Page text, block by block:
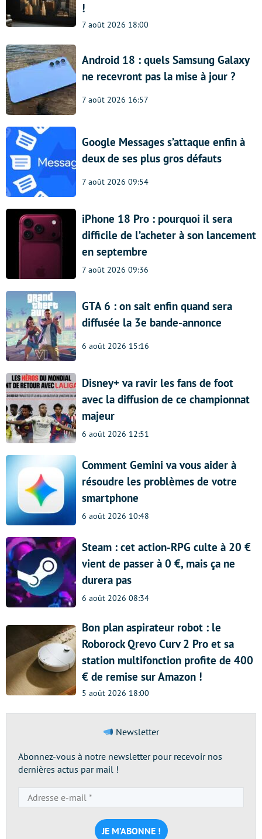
!
7 août 2026 18:00
Android 18 : quels Samsung Galaxy
ne recevront pas la mise à jour ?
7 août 2026 16:57
Google Messages s’attaque enfin à
deux de ses plus gros défauts
7 août 2026 09:54
iPhone 18 Pro : pourquoi il sera
difficile de l’acheter à son lancement
en septembre
7 août 2026 09:36
GTA 6 : on sait enfin quand sera
diffusée la 3e bande-annonce
6 août 2026 15:16
Disney+ va ravir les fans de foot
avec la diffusion de ce championnat
majeur
6 août 2026 12:51
Comment Gemini va vous aider à
résoudre les problèmes de votre
smartphone
6 août 2026 10:48
Steam : cet action-RPG culte à 20 €
vient de passer à 0 €, mais ça ne
durera pas
6 août 2026 08:34
Bon plan aspirateur robot : le
Roborock Qrevo Curv 2 Pro et sa
station multifonction profite de 400
€ de remise sur Amazon !
5 août 2026 18:00
Newsletter
Abonnez-vous à notre newsletter pour recevoir nos
dernières actus par mail !
e-
mail
*